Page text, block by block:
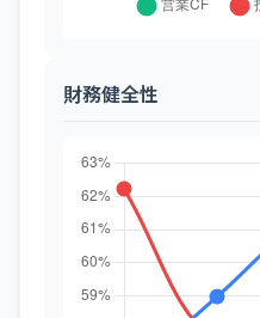
財務健全性